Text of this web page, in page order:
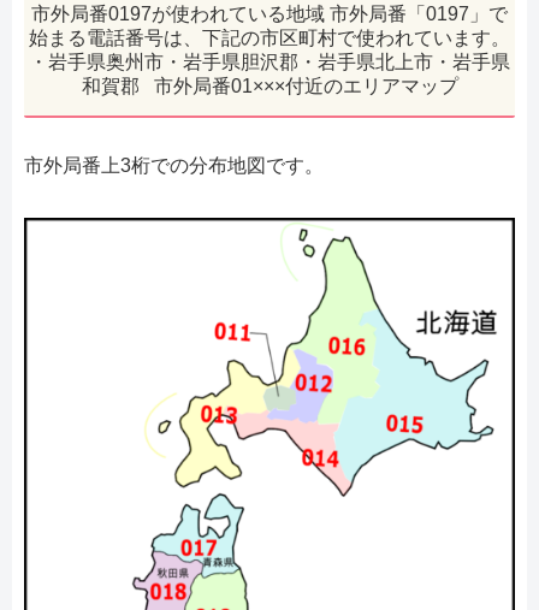
市外局番0197が使われている地域 市外局番「0197」で
始まる電話番号は、下記の市区町村で使われています。
・岩手県奥州市・岩手県胆沢郡・岩手県北上市・岩手県
和賀郡 市外局番01×××付近のエリアマップ
市外局番上3桁での分布地図です。